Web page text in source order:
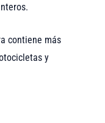
contiene más
y